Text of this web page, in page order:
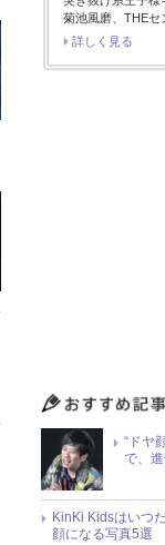
菊池風磨、THEセ
詳しく見る
“ドヤ
で、
KinKi Kidsはいつ
顔になる写真5選